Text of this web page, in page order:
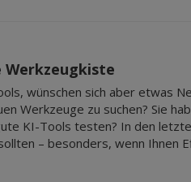
wünschen sich aber etwas
Werkzeuge zu suchen? Sie
KI-Tools testen? In den
– besonders, wenn Ihnen